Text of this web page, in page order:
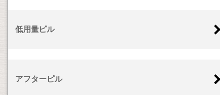
低用量ピル
アフターピル